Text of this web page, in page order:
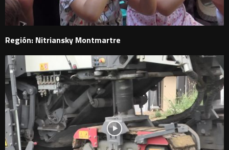
Región: Nitriansky Montmartre